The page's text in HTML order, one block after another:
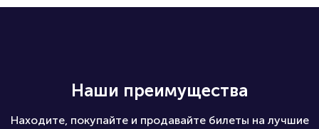
Наши преимущества
Находите, покупайте и продавайте билеты на лучшие